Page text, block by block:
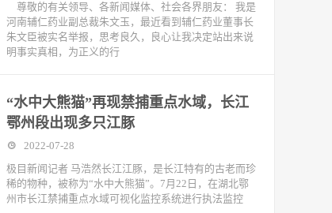
尊敬的有关领导、各新闻媒体、社会各界朋友： 我是
河南辅仁药业副总裁朱文玉，最近看到辅仁药业董事长
朱文臣被实名举报，思考良久，良心让我决定站出来说
明事实真相，为正义的行
“水中大熊猫”再现禁捕重点水域，长江
鄂州段出现多只江豚
2022-07-28
极目新闻记者 马浩然长江江豚，是长江特有的古老而珍
稀的物种，被称为“水中大熊猫”。7月22日，在湖北鄂
州市长江禁捕重点水域可视化监控系统进行执法监控